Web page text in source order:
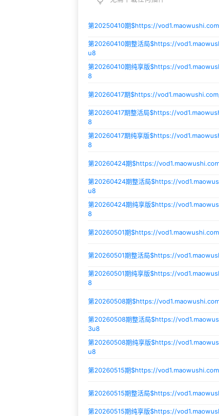
第20250410期$https://
第20260410期整活局$https://
u8
第20260410期纯享版$https://
8
第20260417期$https://
第20260417期整活局$https://
8
第20260417期纯享版$https://
8
第20260424期$https://
第20260424期整活局$https://
u8
第20260424期纯享版$https://
8
第20260501期$https://
第20260501期整活局$https://
第20260501期纯享版$https://
8
第20260508期$https://
第20260508期整活局$https://
3u8
第20260508期纯享版$https://
u8
第20260515期$https://
第20260515期整活局$https://
第20260515期纯享版$https://